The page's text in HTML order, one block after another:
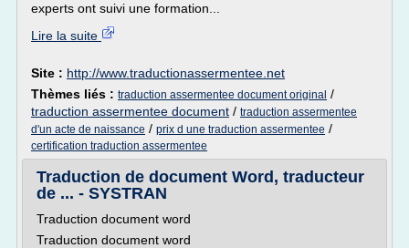
experts ont suivi une formation...
Lire la suite
Site : http://www.traductionassermentee.net
Thèmes liés : traduction assermentee document original /
traduction assermentee document / traduction assermentee
d'un acte de naissance / prix d une traduction assermentee /
certification traduction assermentee
Traduction de document Word, traducteur
de ... - SYSTRAN
Traduction document word
Traduction document word